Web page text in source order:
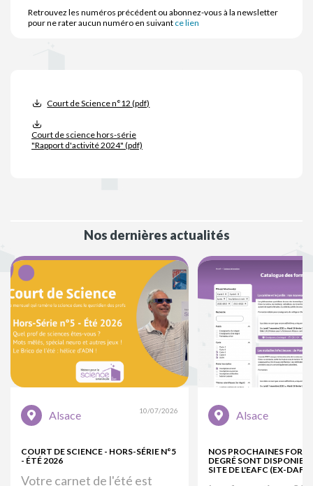
Retrouvez les numéros précédent ou abonnez-vous à la newsletter
pour ne rater aucun numéro en suivant ce lien
Court de Science n°12 (pdf)
Court de science hors-série
"Rapport d'activité 2024" (pdf)
Nos dernières actualités
Alsace 10/07/2026
COURT DE SCIENCE - HORS-SÉRIE N°5
- ÉTÉ 2026
Votre carnet de l'été est
Alsace
NOS PROCHAINES
DEGRÉ SONT
SITE DE L'EAFC (EX-